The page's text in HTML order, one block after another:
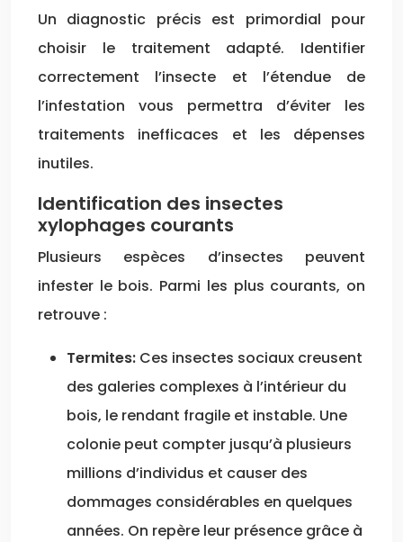
Un diagnostic précis est primordial pour
choisir le traitement adapté. Identifier
correctement l’insecte et l’étendue de
l’infestation vous permettra d’éviter les
traitements inefficaces et les dépenses
inutiles.
Identification des insectes
xylophages courants
Plusieurs espèces d’insectes peuvent
infester le bois. Parmi les plus courants, on
retrouve :
Termites: Ces insectes sociaux creusent
des galeries complexes à l’intérieur du
bois, le rendant fragile et instable. Une
colonie peut compter jusqu’à plusieurs
millions d’individus et causer des
dommages considérables en quelques
années. On repère leur présence grâce à